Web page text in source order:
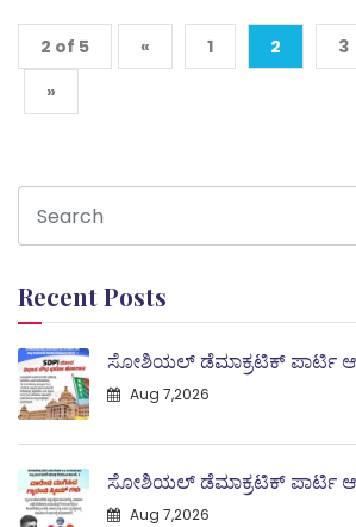
2 of 5 « 1 2 3
»
Recent Posts
ಸೋಶಿಯಲ್ ಡೆಮಾಕ್ರಟಿಕ್ ಪಾರ್ಟಿ
Aug 7,2026
ಸೋಶಿಯಲ್ ಡೆಮಾಕ್ರಟಿಕ್ ಪಾರ್ಟಿ
Aug 7,2026